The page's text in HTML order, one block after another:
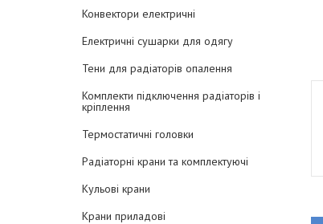
Конвектори електричні
Електричні сушарки для одягу
Тени для радіаторів опалення
Комплекти підключення радіаторів і
кріплення
Термостатичні головки
Радіаторні крани та комплектуючі
Кульові крани
Крани приладові